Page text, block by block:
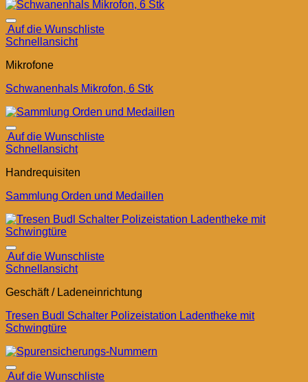
Auf die Wunschliste
Schnellansicht
Mikrofone
Schwanenhals Mikrofon, 6 Stk
Auf die Wunschliste
Schnellansicht
Handrequisiten
Sammlung Orden und Medaillen
Auf die Wunschliste
Schnellansicht
Geschäft / Ladeneinrichtung
Tresen Budl Schalter Polizeistation Ladentheke mit
Schwingtüre
Auf die Wunschliste